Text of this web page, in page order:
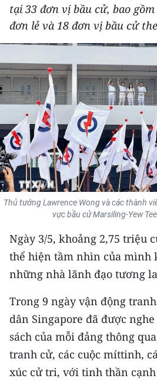
DU LỊCH
THẾ GIỚI
THỂ THAO
GIÁO DỤC
Y TẾ
KHOA HỌC - CÔNG NGHỆ
MÔI TRƯỜNG
KIỂM CHỨNG THÔNG TIN
TRI THỨC CHUYÊN SÂU
54 DÂN TỘC VIỆT NAM
CHƯƠNG TRÌNH OCOP - MỖI XÃ
MỘT SẢN PHẨM
tại 33 đơn vị bầu cử, bao
đơn lẻ và 18 đơn vị bầu cử
Thủ tướng Lawrence Wong và các thành
vực bầu cử Marsiling-Yew
Ngày 3/5, khoảng 2,75 triệu
thể hiện tầm nhìn của mình
những nhà lãnh đạo tương
Trong 9 ngày vận động
dân Singapore đã được
sách của mỗi đảng thông
tranh cử, các cuộc míttinh,
xúc cử tri, với tinh thần